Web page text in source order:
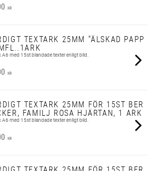
KR
TEXTARK 25MM "ÄLSKAD PAPP
A6 med 15st blandade texter enligt bild.
KR
TEXTARK 25MM FÖR 15ST BER
FAMILJ ROSA HJÄRTAN, 1 ARK
A6 med 15st blandade texter enligt bild.
KR